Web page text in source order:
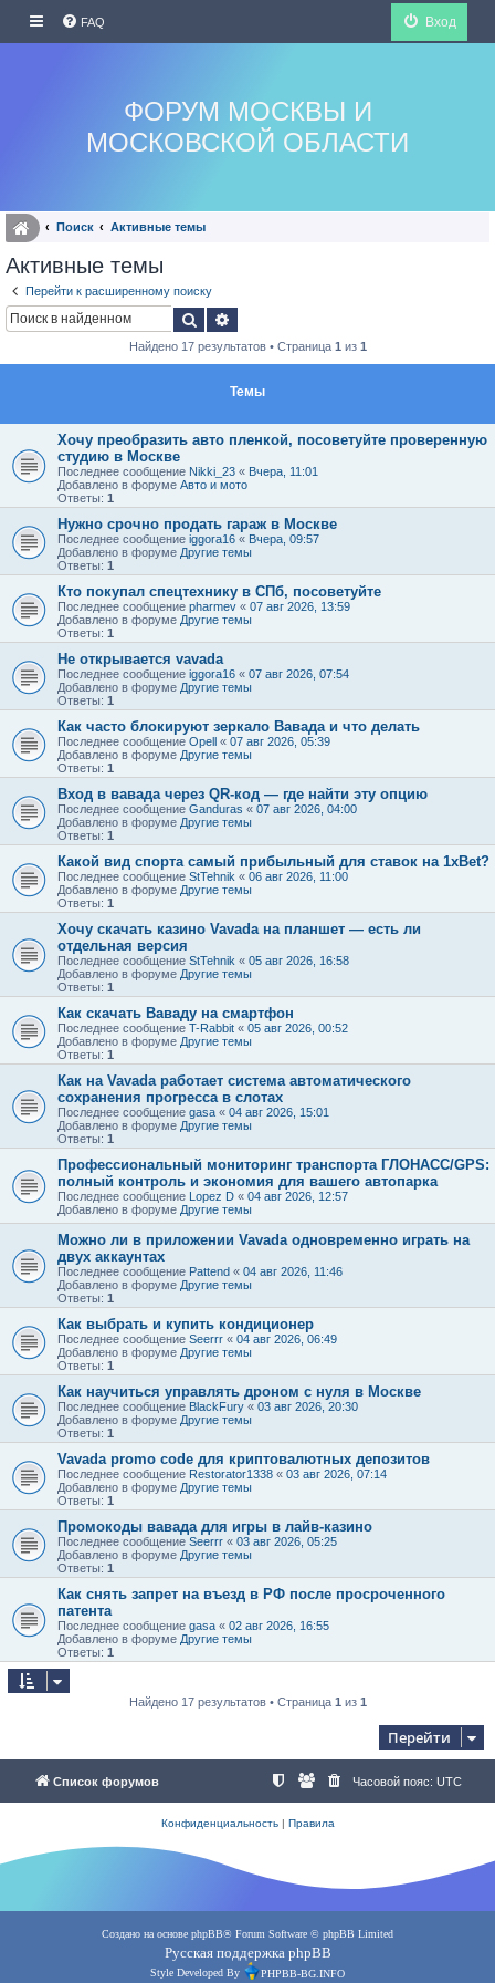
FAQ Вход
ФОРУМ МОСКВЫ И
МОСКОВСКОЙ ОБЛАСТИ
Поиск Активные темы
Активные темы
Перейти к расширенному поиску
Поиск
Найдено 17 результатов • Страница 1 из 1
Темы
Хочу преобразить авто пленкой, посоветуйте проверенную
студию в Москве
Последнее сообщение Nikki_23 « Вчера, 11:01
Добавлено в форуме Авто и мото
Ответы: 1
Нужно срочно продать гараж в Москве
Последнее сообщение iggora16 « Вчера, 09:57
Добавлено в форуме Другие темы
Ответы: 1
Кто покупал спецтехнику в СПб, посоветуйте
Последнее сообщение pharmev « 07 авг 2026, 13:59
Добавлено в форуме Другие темы
Ответы: 1
Не открывается vavada
Последнее сообщение iggora16 « 07 авг 2026, 07:54
Добавлено в форуме Другие темы
Ответы: 1
Как часто блокируют зеркало Вавада и что делать
Последнее сообщение Opell « 07 авг 2026, 05:39
Добавлено в форуме Другие темы
Ответы: 1
Вход в вавада через QR-код — где найти эту опцию
Последнее сообщение Ganduras « 07 авг 2026, 04:00
Добавлено в форуме Другие темы
Ответы: 1
Какой вид спорта самый прибыльный для ставок на 1xBet?
Последнее сообщение StTehnik « 06 авг 2026, 11:00
Добавлено в форуме Другие темы
Ответы: 1
Хочу скачать казино Vavada на планшет — есть ли
отдельная версия
Последнее сообщение StTehnik « 05 авг 2026, 16:58
Добавлено в форуме Другие темы
Ответы: 1
Как скачать Ваваду на смартфон
Последнее сообщение T-Rabbit « 05 авг 2026, 00:52
Добавлено в форуме Другие темы
Ответы: 1
Как на Vavada работает система автоматического
сохранения прогресса в слотах
Последнее сообщение gasa « 04 авг 2026, 15:01
Добавлено в форуме Другие темы
Ответы: 1
Профессиональный мониторинг транспорта ГЛОНАСС/GPS:
полный контроль и экономия для вашего автопарка
Последнее сообщение Lopez D « 04 авг 2026, 12:57
Добавлено в форуме Другие темы
Можно ли в приложении Vavada одновременно играть на
двух аккаунтах
Последнее сообщение Pattend « 04 авг 2026, 11:46
Добавлено в форуме Другие темы
Ответы: 1
Как выбрать и купить кондиционер
Последнее сообщение Seerrr « 04 авг 2026, 06:49
Добавлено в форуме Другие темы
Ответы: 1
Как научиться управлять дроном с нуля в Москве
Последнее сообщение BlackFury « 03 авг 2026, 20:30
Добавлено в форуме Другие темы
Ответы: 1
Vavada promo code для криптовалютных депозитов
Последнее сообщение Restorator1338 « 03 авг 2026, 07:14
Добавлено в форуме Другие темы
Ответы: 1
Промокоды вавада для игры в лайв-казино
Последнее сообщение Seerrr « 03 авг 2026, 05:25
Добавлено в форуме Другие темы
Ответы: 1
Как снять запрет на въезд в РФ после просроченного
патента
Последнее сообщение gasa « 02 авг 2026, 16:55
Добавлено в форуме Другие темы
Ответы: 1
Найдено 17 результатов • Страница 1 из 1
Перейти
Список форумов Часовой пояс: UTC
Конфиденциальность| Правила
Создано на основе phpBB® Forum Software © phpBB Limited
Русская поддержка phpBB
Style Developed By PHPBB-BG.INFO